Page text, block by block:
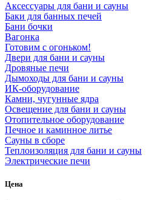
Аксессуары для бани и сауны
Баки для банных печей
Бани бочки
Вагонка
Готовим с огоньком!
Двери для бани и сауны
Дровяные печи
Дымоходы для бани и сауны
ИК-оборудование
Камни, чугунные ядра
Освещение для бани и сауны
Отопительное оборудование
Печное и каминное литье
Сауны в сборе
Теплоизоляция для бани и сауны
Электрические печи
Цена